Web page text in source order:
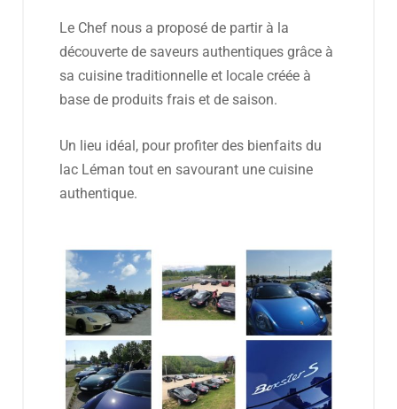
Le Chef nous a proposé de partir à la
découverte de saveurs authentiques grâce à
sa cuisine traditionnelle et locale créée à
base de produits frais et de saison.
Un lieu idéal, pour profiter des bienfaits du
lac Léman tout en savourant une cuisine
authentique.